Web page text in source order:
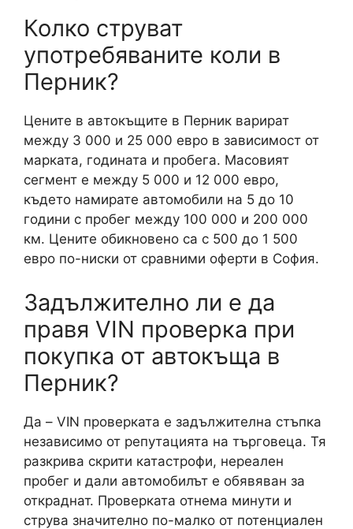
Колко струват
употребяваните коли в
Перник?
Цените в автокъщите в Перник варират
между 3 000 и 25 000 евро в зависимост от
марката, годината и пробега. Масовият
сегмент е между 5 000 и 12 000 евро,
където намирате автомобили на 5 до 10
години с пробег между 100 000 и 200 000
км. Цените обикновено са с 500 до 1 500
евро по-ниски от сравними оферти в София.
Задължително ли е да
правя VIN проверка при
покупка от автокъща в
Перник?
Да – VIN проверката е задължителна стъпка
независимо от репутацията на търговеца. Тя
разкрива скрити катастрофи, нереален
пробег и дали автомобилът е обявяван за
откраднат. Проверката отнема минути и
струва значително по-малко от потенциален